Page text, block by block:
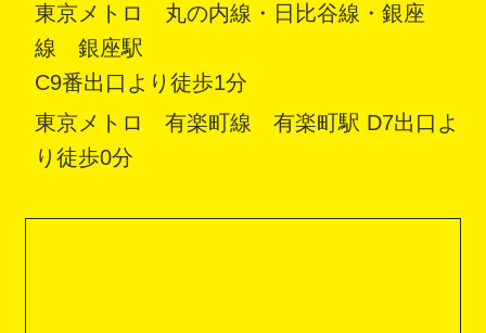
東京メトロ 丸の内線・日比谷線・銀座
線 銀座駅
C9番出口より徒歩1分
東京メトロ 有楽町線 有楽町駅 D7出口よ
り徒歩0分